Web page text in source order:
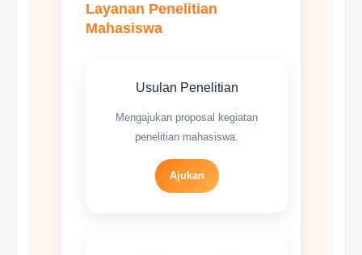
Layanan Penelitian
Mahasiswa
Usulan Penelitian
Mengajukan proposal kegiatan
penelitian mahasiswa.
Ajukan